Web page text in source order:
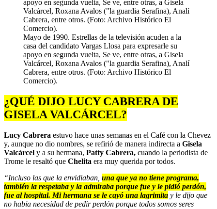
Mayo de 1990. Estrellas de la televisión acuden a la
casa del candidato Vargas Llosa para expresarle su
apoyo en segunda vuelta, Se ve, entre otras, a Gisela
Valcárcel, Roxana Avalos ("la guardia Serafina), Analí
Cabrera, entre otros. (Foto: Archivo Histórico El
Comercio).
¿QUÉ DIJO LUCY CABRERA DE
GISELA VALCÁRCEL?
Lucy Cabrera estuvo hace unas semanas en el Café con la Chevez
y, aunque no dio nombres, se refirió de manera indirecta a Gisela
Valcárcel y a su hermana, Patty Cabrera, cuando la periodista de
Trome le resaltó que Chelita era muy querida por todos.
“Incluso las que la envidiaban, una que ya no tiene programa,
también la respetaba y la admiraba porque fue y le pidió perdón,
fue al hospital. Mi hermana se le cayó una lagrimita y le dijo que
no había necesidad de pedir perdón porque todos somos seres